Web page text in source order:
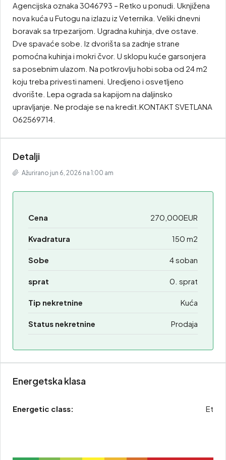
Agencijska oznaka 3046793 – Retko u ponudi. Uknjižena
nova kuća u Futogu na izlazu iz Veternika. Veliki dnevni
boravak sa trpezarijom. Ugradna kuhinja, dve ostave.
Dve spavaće sobe. Iz dvorišta sa zadnje strane
pomoćna kuhinja i mokri čvor. U sklopu kuće garsonjera
sa posebnim ulazom. Na potkrovlju hobi soba od 24 m2
koju treba privesti nameni. Uredjeno i osvetljeno
dvorište. Lepa ograda sa kapijom na daljinsko
upravljanje. Ne prodaje se na kredit.KONTAKT SVETLANA
062569714.
Detalji
Ažurirano jun 6, 2026 na 1:00 am
Cena 270,000EUR
Kvadratura 150 m2
Sobe 4 soban
sprat 0. sprat
Tip nekretnine Kuća
Status nekretnine Prodaja
Energetska klasa
Energetic class: Et